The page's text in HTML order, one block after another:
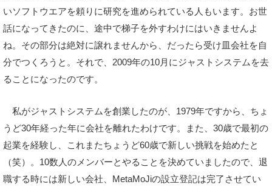
いソフトウエアを頼りに研究を進められている人もいます。お世
話になってきたのに、途中で梯子を外すわけにはいきませんよ
ね。その部分は絶対に譲れませんから、だったら受け皿会社を自
分でつくろうと。それで、2009年の10月にジャストシステムを去
ることになったのです。
私がジャストシステムを創業したのが、1979年ですから、ちょ
うど30年経った年に会社を離れたわけです。また、30歳で最初の
起業を経験し、これまたちょうど60歳で新しい挑戦を始めたと
（笑）。10数人のメンバーとやることを決めていましたので、退
職する時には新しい会社、MetaMoJiの設立登記は完了させてい